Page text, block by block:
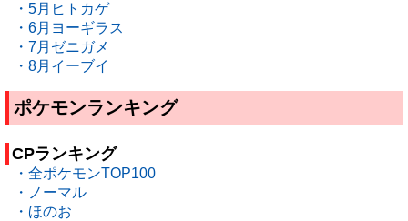
・5月ヒトカゲ
・6月ヨーギラス
・7月ゼニガメ
・8月イーブイ
ポケモンランキング
CPランキング
・全ポケモンTOP100
・ノーマル
・ほのお